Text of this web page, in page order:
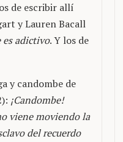
de escribir allí
y Lauren Bacall
es adictivo. Y los de
y candombe de
¡Candombe!
viene moviendo la
del recuerdo